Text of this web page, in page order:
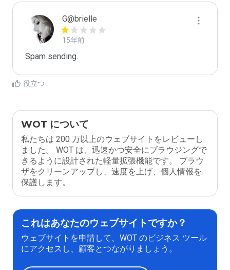
G@brielle
15年前
Spam sending.
役立つ
WOT について
私たちは 200 万以上のウェブサイトをレビューし
ました。 WOT は、迅速かつ安全にブラウジングで
きるように設計された軽量拡張機能です。 ブラウ
ザをクリーンアップし、速度を上げ、個人情報を
保護します。
これはあなたのウェブサイトですか？
ウェブサイトを申請して、WOT のビジネス ツール
にアクセスし、顧客とつながりましょう。